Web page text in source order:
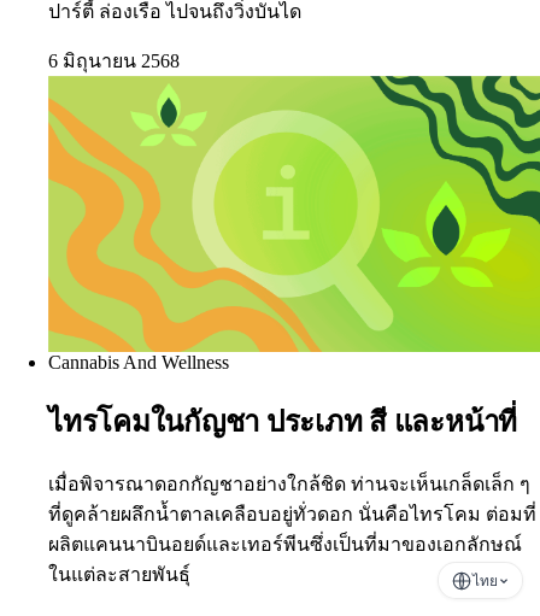
ไทย
ปาร์ตี้ ล่องเรือ ไปจนถึงวิ่งบันได
6 มิถุนายน 2568
Cannabis And Wellness
ไทรโคมในกัญชา ประเภท สี และหน้าที่
เมื่อพิจารณาดอกกัญชาอย่างใกล้ชิด ท่านจะเห็นเกล็ดเล็ก ๆ
ที่ดูคล้ายผลึกน้ำตาลเคลือบอยู่ทั่วดอก นั่นคือไทรโคม ต่อมที่
ผลิตแคนนาบินอยด์และเทอร์พีนซึ่งเป็นที่มาของเอกลักษณ์
ในแต่ละสายพันธุ์